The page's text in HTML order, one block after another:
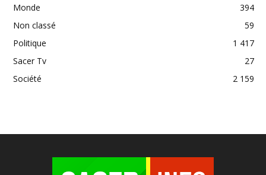
Monde
394
Non classé
59
Politique
1 417
Sacer Tv
27
Société
2 159